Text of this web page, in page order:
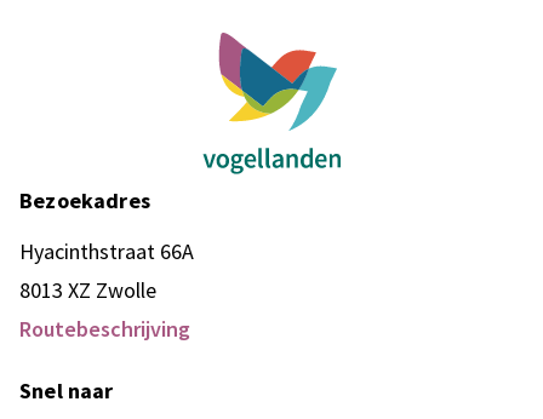
Bezoekadres
Hyacinthstraat 66A
8013 XZ Zwolle
Routebeschrijving
Snel naar